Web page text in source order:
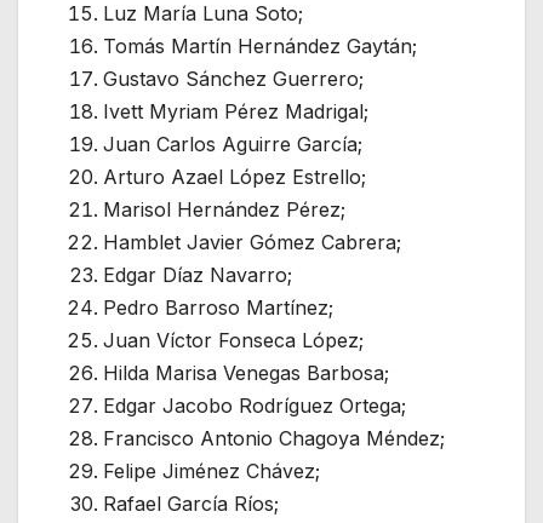
Luz María Luna Soto;
Tomás Martín Hernández Gaytán;
Gustavo Sánchez Guerrero;
Ivett Myriam Pérez Madrigal;
Juan Carlos Aguirre García;
Arturo Azael López Estrello;
Marisol Hernández Pérez;
Hamblet Javier Gómez Cabrera;
Edgar Díaz Navarro;
Pedro Barroso Martínez;
Juan Víctor Fonseca López;
Hilda Marisa Venegas Barbosa;
Edgar Jacobo Rodríguez Ortega;
Francisco Antonio Chagoya Méndez;
Felipe Jiménez Chávez;
Rafael García Ríos;